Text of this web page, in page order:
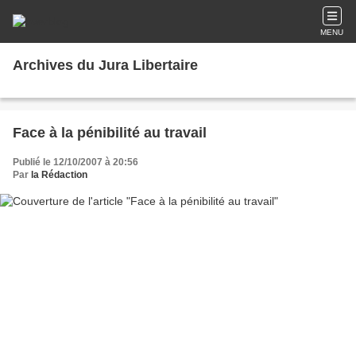
MENU
Archives du Jura Libertaire
Face à la pénibilité au travail
Publié le 12/10/2007 à 20:56
Par la Rédaction